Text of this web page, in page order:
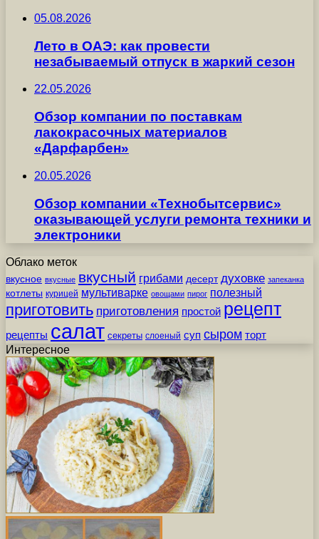
05.08.2026
Лето в ОАЭ: как провести
незабываемый отпуск в жаркий сезон
22.05.2026
Обзор компании по поставкам
лакокрасочных материалов
«Дарфарбен»
20.05.2026
Обзор компании «Технобытсервис»
оказывающей услуги ремонта техники и
электроники
Облако меток
вкусное вкусные вкусный грибами десерт духовке запеканка
котлеты курицей мультиварке овощами пирог полезный
приготовить приготовления простой рецепт
рецепты салат секреты слоеный суп сыром торт
Интересное